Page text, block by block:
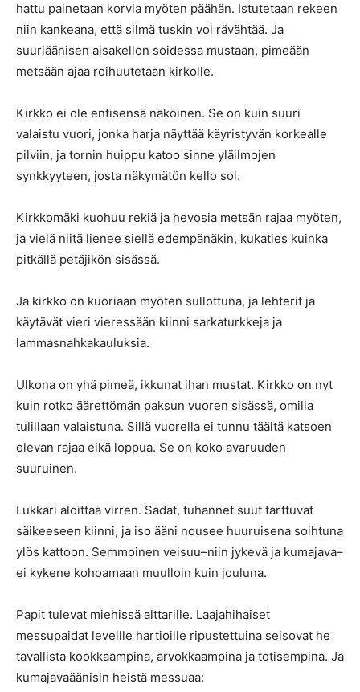
hattu painetaan korvia myöten päähän. Istutetaan rekeen
niin kankeana, että silmä tuskin voi rävähtää. Ja
suuriäänisen aisakellon soidessa mustaan, pimeään
metsään ajaa roihuutetaan kirkolle.
Kirkko ei ole entisensä näköinen. Se on kuin suuri
valaistu vuori, jonka harja näyttää käyristyvän korkealle
pilviin, ja tornin huippu katoo sinne yläilmojen
synkkyyteen, josta näkymätön kello soi.
Kirkkomäki kuohuu rekiä ja hevosia metsän rajaa myöten,
ja vielä niitä lienee siellä edempänäkin, kukaties kuinka
pitkällä petäjikön sisässä.
Ja kirkko on kuoriaan myöten sullottuna, ja lehterit ja
käytävät vieri vieressään kiinni sarkaturkkeja ja
lammasnahkakauluksia.
Ulkona on yhä pimeä, ikkunat ihan mustat. Kirkko on nyt
kuin rotko äärettömän paksun vuoren sisässä, omilla
tulillaan valaistuna. Sillä vuorella ei tunnu täältä katsoen
olevan rajaa eikä loppua. Se on koko avaruuden
suuruinen.
Lukkari aloittaa virren. Sadat, tuhannet suut tarttuvat
säikeeseen kiinni, ja iso ääni nousee huuruisena soihtuna
ylös kattoon. Semmoinen veisuu–niin jykevä ja kumajava–
ei kykene kohoamaan muulloin kuin jouluna.
Papit tulevat miehissä alttarille. Laajahihaiset
messupaidat leveille hartioille ripustettuina seisovat he
tavallista kookkaampina, arvokkaampina ja totisempina. Ja
kumajavaäänisin heistä messuaa: